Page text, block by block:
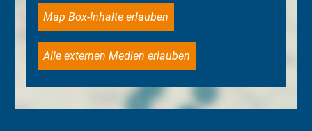
Map Box-Inhalte erlauben
Alle externen Medien erlauben